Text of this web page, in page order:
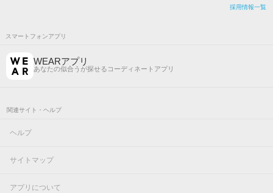
採用情報一覧
スマートフォンアプリ
WEARアプリ
あなたの似合うが探せるコーディネートアプリ
関連サイト・ヘルプ
ヘルプ
サイトマップ
アプリについて